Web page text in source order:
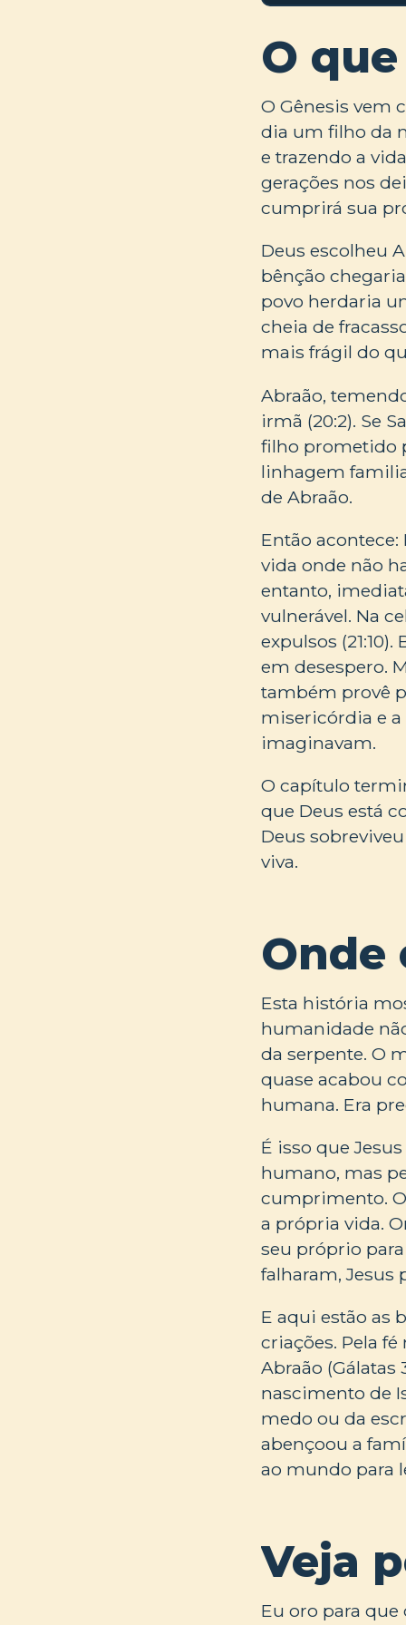
O
O Gênesis vem
dia um filho da
e trazendo a
gerações nos
cumprirá sua
Deus escolheu
bênção
povo herdaria
cheia de
mais frágil do
Abraão,
irmã (20:2). Se
filho prometido
linhagem
de Abraão.
Então acontece:
vida onde não
entanto,
vulnerável. Na
expulsos
em desespero.
também provê
misericórdia e a
imaginavam.
O capítulo
que Deus está
Deus
viva.
Onde
Esta história
humanidade
da serpente. O
quase acabou
humana. Era
É isso que
humano, mas
cumprimento.
a própria vida.
seu próprio
falharam, Jesus
E aqui estão as
criações. Pela
Abraão
nascimento de
medo ou da
abençoou a
ao mundo para
Veja
Eu oro para